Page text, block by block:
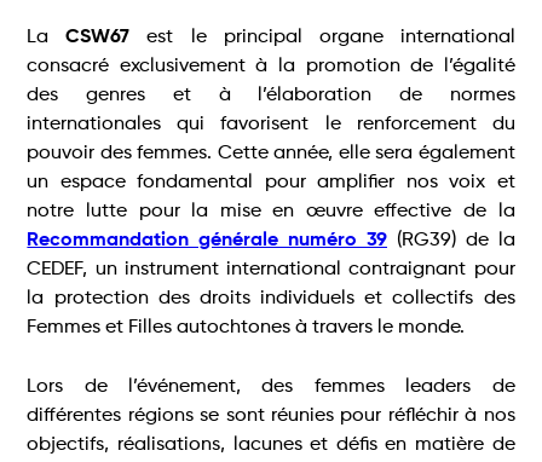
LaCSW67 est le principal organe international
consacré exclusivement à la promotion de l’égalité
des genres et à l’élaboration de normes
internationales qui favorisent le renforcement du
pouvoir des femmes. Cette année, elle sera également
un espace fondamental pour amplifier nos voix et
notre lutte pour la mise en œuvre effective de la
Recommandation générale numéro 39 (RG39) de la
CEDEF, un instrument international contraignant pour
la protection des droits individuels et collectifs des
Femmes et Filles autochtones à travers le monde.
Lors de l’événement, des femmes leaders de
différentes régions se sont réunies pour réfléchir à nos
objectifs, réalisations, lacunes et défis en matière de